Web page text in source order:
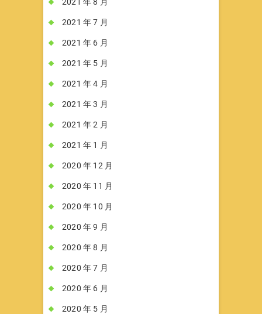
2021 年 7 月
2021 年 6 月
2021 年 5 月
2021 年 4 月
2021 年 3 月
2021 年 2 月
2021 年 1 月
2020 年 12 月
2020 年 11 月
2020 年 10 月
2020 年 9 月
2020 年 8 月
2020 年 7 月
2020 年 6 月
2020 年 5 月